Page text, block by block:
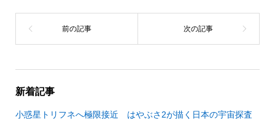
新着記事
小惑星トリフネへ極限接近 はやぶさ2が描く日本の宇宙探査